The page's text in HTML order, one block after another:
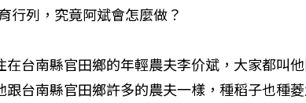
行列，究竟阿斌會怎麼做？
在台南縣官田鄉的年輕農夫李价斌，大家都叫他
跟台南縣官田鄉許多的農夫一樣，種稻子也種